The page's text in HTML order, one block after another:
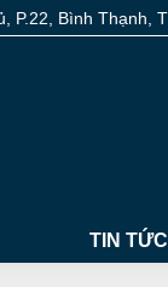
P.22, Bình Thạnh,
TIN TỨC